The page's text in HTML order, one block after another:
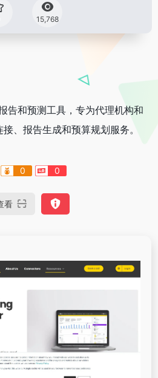
15,768
告和预测工具，专为代理机构和
、报告生成和预算规划服务。
0 0
看